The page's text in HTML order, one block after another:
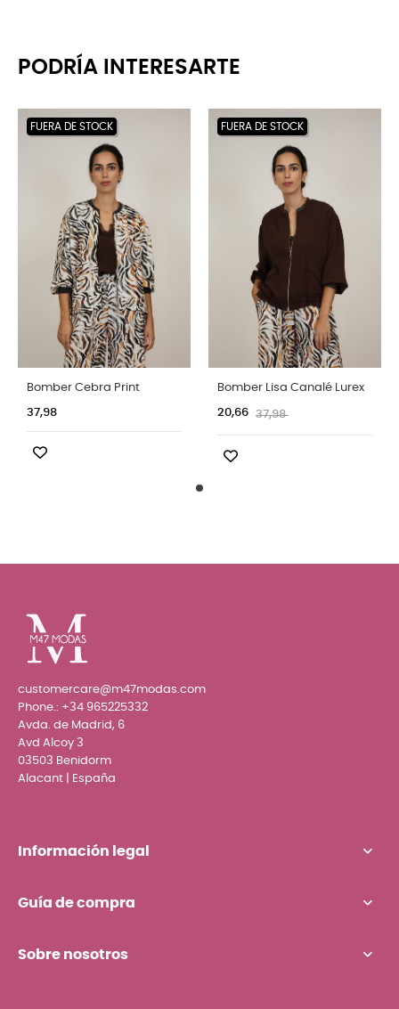
PODRÍA INTERESARTE
FUERA DE STOCK
Bomber Cebra Print
37,98
FUERA DE STOCK
Bomber Lisa Canalé Lurex
37,98
20,66
customercare@m47modas.com
Phone.: +34 965225332
Avda. de Madrid, 6
Avd Alcoy 3
03503 Benidorm
Alacant | España
Información legal
Guía de compra
Sobre nosotros